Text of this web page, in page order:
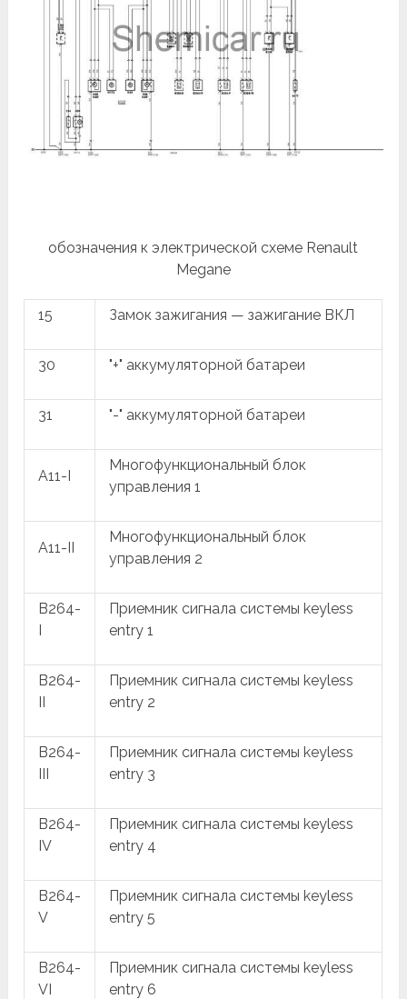
обозначения к электрической схеме Renault
Megane
15 Замок зажигания — зажигание ВКЛ
30 "+" аккумуляторной батареи
31 "-" аккумуляторной батареи
A11-I
Многофункциональный блок
управления 1
A11-II
Многофункциональный блок
управления 2
B264-
I
Приемник сигнала системы keyless
entry 1
B264-
II
Приемник сигнала системы keyless
entry 2
B264-
III
Приемник сигнала системы keyless
entry 3
B264-
IV
Приемник сигнала системы keyless
entry 4
B264-
V
Приемник сигнала системы keyless
entry 5
B264-
VI
Приемник сигнала системы keyless
entry 6